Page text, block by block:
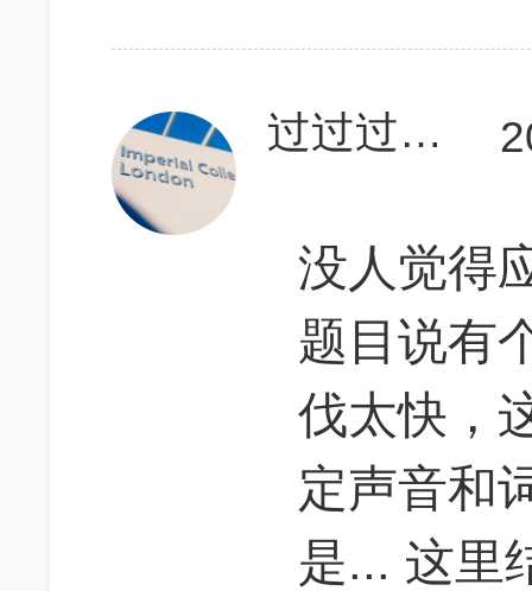
过过过过过700
没人觉得
题目说有
伐太快，
定声音和
是... 这里